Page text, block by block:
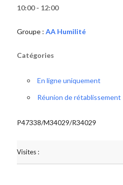
10:00 - 12:00
Groupe : AA Humilité
Catégories
En ligne uniquement
Réunion de rétablissement
P47338/M34029/R34029
Visites :